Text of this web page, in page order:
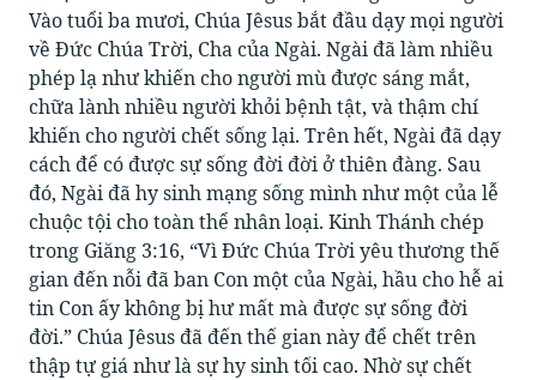
Vào tuổi ba mươi, Chúa Jêsus bắt đầu dạy mọi người
về Đức Chúa Trời, Cha của Ngài. Ngài đã làm nhiều
phép lạ như khiến cho người mù được sáng mắt,
chữa lành nhiều người khỏi bệnh tật, và thậm chí
khiến cho người chết sống lại. Trên hết, Ngài đã dạy
cách để có được sự sống đời đời ở thiên đàng. Sau
đó, Ngài đã hy sinh mạng sống mình như một của lễ
chuộc tội cho toàn thể nhân loại. Kinh Thánh chép
trong Giăng 3:16, “Vì Đức Chúa Trời yêu thương thế
gian đến nỗi đã ban Con một của Ngài, hầu cho hễ ai
tin Con ấy không bị hư mất mà được sự sống đời
đời.” Chúa Jêsus đã đến thế gian này để chết trên
thập tự giá như là sự hy sinh tối cao. Nhờ sự chết